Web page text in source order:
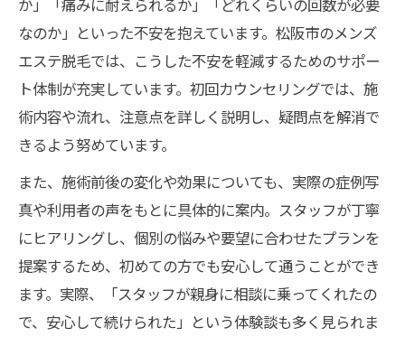
か」「痛みに耐えられるか」「どれくらいの回数が必要
なのか」といった不安を抱えています。松阪市のメンズ
エステ脱毛では、こうした不安を軽減するためのサポー
ト体制が充実しています。初回カウンセリングでは、施
術内容や流れ、注意点を詳しく説明し、疑問点を解消で
きるよう努めています。
また、施術前後の変化や効果についても、実際の症例写
真や利用者の声をもとに具体的に案内。スタッフが丁寧
にヒアリングし、個別の悩みや要望に合わせたプランを
提案するため、初めての方でも安心して通うことができ
ます。実際、「スタッフが親身に相談に乗ってくれたの
で、安心して続けられた」という体験談も多く見られま